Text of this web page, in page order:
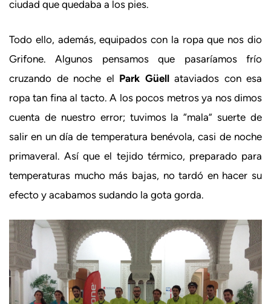
ciudad que quedaba a los pies.
Todo ello, además, equipados con la ropa que nos dio
Grifone. Algunos pensamos que pasaríamos frío
cruzando de noche el Park Güellataviados con esa
ropa tan fina al tacto. A los pocos metros ya nos dimos
cuenta de nuestro error; tuvimos la “mala” suerte de
salir en un día de temperatura benévola, casi de noche
primaveral. Así que el tejido térmico, preparado para
temperaturas mucho más bajas, no tardó en hacer su
efecto y acabamos sudando la gota gorda.